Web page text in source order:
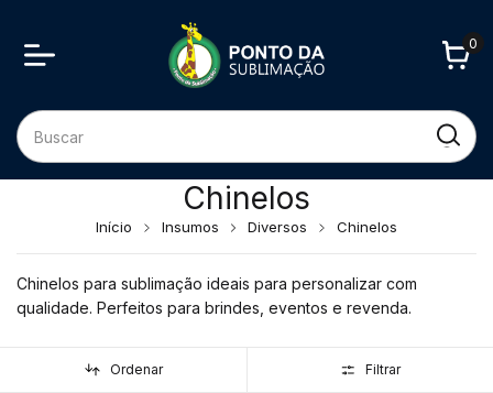
0
Chinelos
Início Insumos Diversos Chinelos
Chinelos para sublimação ideais para personalizar com
qualidade. Perfeitos para brindes, eventos e revenda.
Ordenar Filtrar